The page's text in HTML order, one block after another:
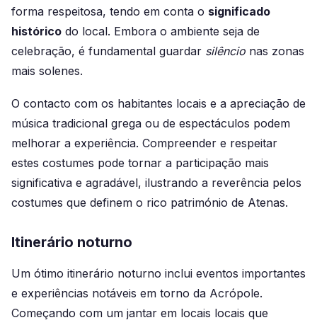
forma respeitosa, tendo em conta o significado
histórico do local. Embora o ambiente seja de
celebração, é fundamental guardar silêncio nas zonas
mais solenes.
O contacto com os habitantes locais e a apreciação de
música tradicional grega ou de espectáculos podem
melhorar a experiência. Compreender e respeitar
estes costumes pode tornar a participação mais
significativa e agradável, ilustrando a reverência pelos
costumes que definem o rico património de Atenas.
Itinerário noturno
Um ótimo itinerário noturno inclui eventos importantes
e experiências notáveis em torno da Acrópole.
Começando com um jantar em locais locais que